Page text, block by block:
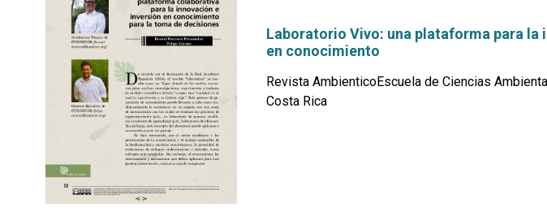
Laboratorio Vivo: una plataforma para la
en conocimiento
Revista AmbienticoEscuela de Ciencias
Costa Rica